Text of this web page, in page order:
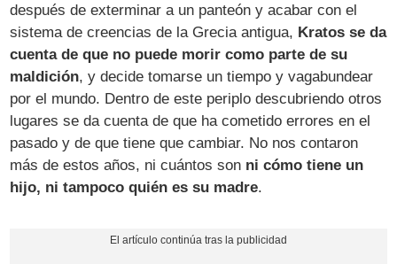
después de exterminar a un panteón y acabar con el
sistema de creencias de la Grecia antigua, Kratos se da
cuenta de que no puede morir como parte de su
maldición, y decide tomarse un tiempo y vagabundear
por el mundo. Dentro de este periplo descubriendo otros
lugares se da cuenta de que ha cometido errores en el
pasado y de que tiene que cambiar. No nos contaron
más de estos años, ni cuántos son ni cómo tiene un
hijo, ni tampoco quién es su madre.